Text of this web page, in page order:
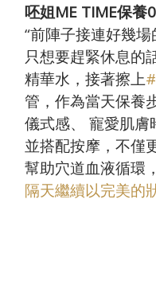
呸姐ME TIME保養
“前陣子接連好幾
只想要趕緊休息的
精華水，接著擦上
管，作為當天保養
儀式感、 寵愛肌膚
並搭配按摩，不僅
幫助穴道血液循環
隔天繼續以完美的